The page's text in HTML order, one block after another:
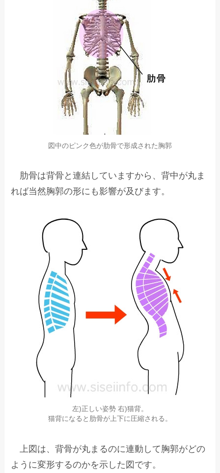
図中のピンク色が肋骨で形成された胸郭
肋骨は背骨と連結していますから、背中が丸ま
れば当然胸郭の形にも影響が及びます。
左)正しい姿勢 右)猫背。
猫背になると肋骨が上下に圧縮される。
上図は、背骨が丸まるのに連動して胸郭がどの
ように変形するのかを示した図です。